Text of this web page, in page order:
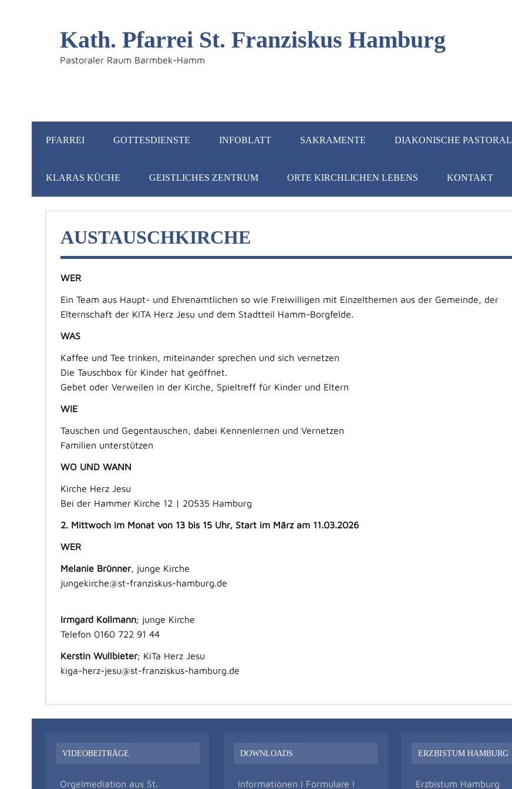
Kath. Pfarrei St. Franziskus Hamburg
Pastoraler Raum Barmbek-Hamm
PFARREI GOTTESDIENSTE INFOBLATT SAKRAMENTE DIAKONISCHE PASTORAL
KLARAS KÜCHE GEISTLICHES ZENTRUM ORTE KIRCHLICHEN LEBENS KONTAKT
AUSTAUSCHKIRCHE
WER
Ein Team aus Haupt- und Ehrenamtlichen so wie Freiwilligen mit Einzelthemen aus der Gemeinde, der
Elternschaft der KITA Herz Jesu und dem Stadtteil Hamm-Borgfelde.
WAS
Kaffee und Tee trinken, miteinander sprechen und sich vernetzen
Die Tauschbox für Kinder hat geöffnet.
Gebet oder Verweilen in der Kirche, Spieltreff für Kinder und Eltern
WIE
Tauschen und Gegentauschen, dabei Kennenlernen und Vernetzen
Familien unterstützen
WO UND WANN
Kirche Herz Jesu
Bei der Hammer Kirche 12 | 20535 Hamburg
2. Mittwoch im Monat von 13 bis 15 Uhr, Start im März am 11.03.2026
WER
Melanie Brünner, junge Kirche
jungekirche@st-franziskus-hamburg.de
Irmgard Kollmann; junge Kirche
Telefon 0160 722 91 44
Kerstin Wullbieter; KiTa Herz Jesu
kiga-herz-jesu@st-franziskus-hamburg.de
VIDEOBEITRÄGE
Orgelmediation aus St.
DOWNLOADS
Informationen I Formulare I
ERZBISTUM HAMBURG
Erzbistum Hamburg